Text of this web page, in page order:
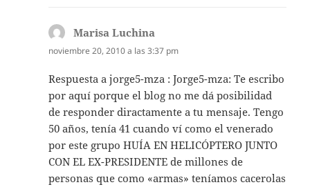
Marisa Luchina
noviembre 20, 2010 a las 3:37 pm
Respuesta a jorge5-mza : Jorge5-mza: Te escribo
por aquí porque el blog no me dá posibilidad
de responder diractamente a tu mensaje. Tengo
50 años, tenía 41 cuando ví como el venerado
por este grupo HUÍA EN HELICÓPTERO JUNTO
CON EL EX-PRESIDENTE de millones de
personas que como «armas» teníamos cacerolas